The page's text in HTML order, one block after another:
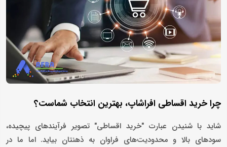
چرا خرید اقساطی افراشاپ، بهترین انتخاب شماست؟
شاید با شنیدن عبارت "خرید اقساطی" تصویر فرآیندهای پیچیده،
سودهای بالا و محدودیت‌های فراوان به ذهنتان بیاید. اما ما در